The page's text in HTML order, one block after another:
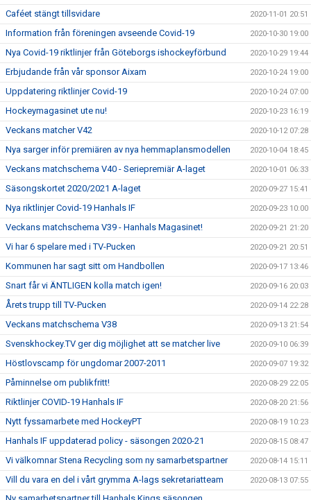
Caféet stängt tillsvidare 2020-11-01 20:51
Information från föreningen avseende Covid-19 2020-10-30 19:00
Nya Covid-19 riktlinjer från Göteborgs ishockeyförbund 2020-10-29 19:44
Erbjudande från vår sponsor Aixam 2020-10-24 19:00
Uppdatering riktlinjer Covid-19 2020-10-24 07:00
Hockeymagasinet ute nu! 2020-10-23 16:19
Veckans matcher V42 2020-10-12 07:28
Nya sarger inför premiären av nya hemmaplansmodellen 2020-10-04 18:45
Veckans matchschema V40 - Seriepremiär A-laget 2020-10-01 06:33
Säsongskortet 2020/2021 A-laget 2020-09-27 15:41
Nya riktlinjer Covid-19 Hanhals IF 2020-09-23 10:00
Veckans matchschema V39 - Hanhals Magasinet! 2020-09-21 21:20
Vi har 6 spelare med i TV-Pucken 2020-09-21 20:51
Kommunen har sagt sitt om Handbollen 2020-09-17 13:46
Snart får vi ÄNTLIGEN kolla match igen! 2020-09-16 20:03
Årets trupp till TV-Pucken 2020-09-14 22:28
Veckans matchschema V38 2020-09-13 21:54
Svenskhockey.TV ger dig möjlighet att se matcher live 2020-09-10 06:39
Höstlovscamp för ungdomar 2007-2011 2020-09-07 19:32
Påminnelse om publikfritt! 2020-08-29 22:05
Riktlinjer COVID-19 Hanhals IF 2020-08-20 21:56
Nytt fyssamarbete med HockeyPT 2020-08-19 10:23
Hanhals IF uppdaterad policy - säsongen 2020-21 2020-08-15 08:47
Vi välkomnar Stena Recycling som ny samarbetspartner 2020-08-14 15:11
Vill du vara en del i vårt grymma A-lags sekretariatteam 2020-08-13 07:55
Ny samarbetspartner till Hanhals Kings säsongen